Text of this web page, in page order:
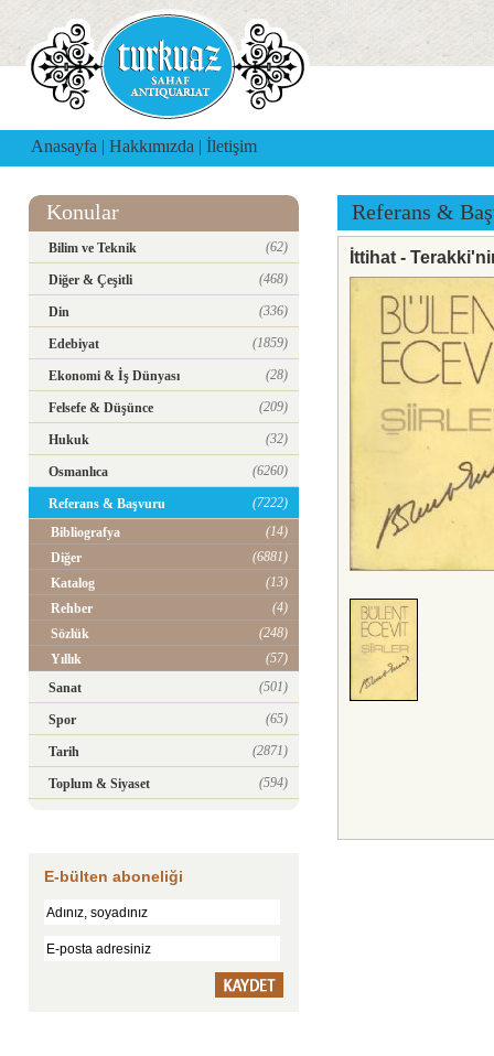
Anasayfa | Hakkımızda | İletişim
Konular
Bilim ve Teknik (62)
Diğer & Çeşitli (468)
Din (336)
Edebiyat (1859)
Ekonomi & İş Dünyası (28)
Felsefe & Düşünce (209)
Hukuk (32)
Osmanlıca (6260)
Referans & Başvuru
(7222)
Bibliografya
(14)
Diğer
(6881)
Katalog
(13)
Rehber
(4)
Sözlük
(248)
Yıllık
(57)
Sanat
(501)
Spor (65)
Tarih (2871)
Toplum & Siyaset (594)
E-bülten aboneliği
Referans &
İttihat -